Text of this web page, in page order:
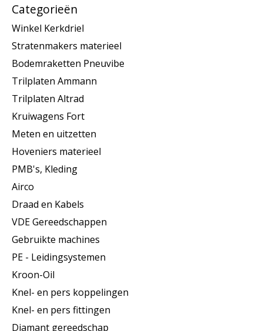
Categorieën
Winkel Kerkdriel
Stratenmakers materieel
Bodemraketten Pneuvibe
Trilplaten Ammann
Trilplaten Altrad
Kruiwagens Fort
Meten en uitzetten
Hoveniers materieel
PMB's, Kleding
Airco
Draad en Kabels
VDE Gereedschappen
Gebruikte machines
PE - Leidingsystemen
Kroon-Oil
Knel- en pers koppelingen
Knel- en pers fittingen
Diamant gereedschap